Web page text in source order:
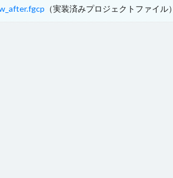
（実装済みプロジェクトファイル